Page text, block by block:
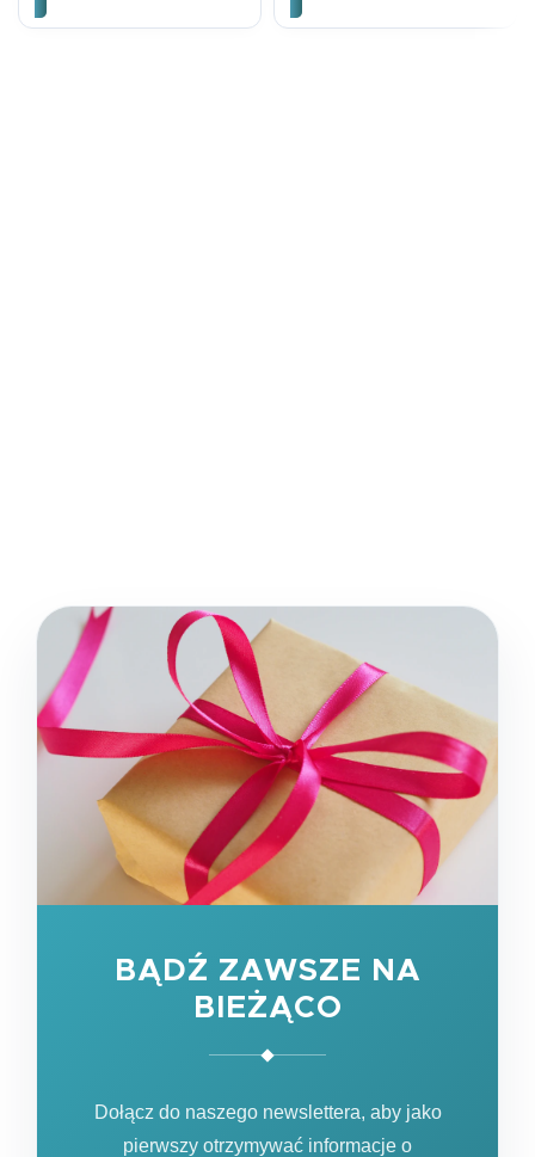
BĄDŹ ZAWSZE NA
BIEŻĄCO
Dołącz do naszego newslettera, aby jako
pierwszy otrzymywać informacje o